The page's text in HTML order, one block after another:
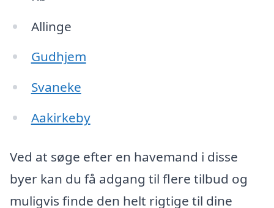
Allinge
Gudhjem
Svaneke
Aakirkeby
Ved at søge efter en havemand i disse
byer kan du få adgang til flere tilbud og
muligvis finde den helt rigtige til dine